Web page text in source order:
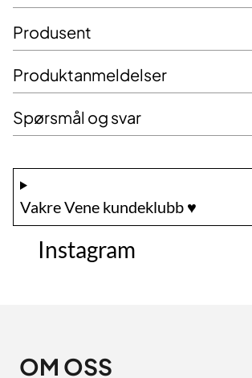
Produsent
Produktanmeldelser
Spørsmål og svar
Vakre Vene kundeklubb ♥️
Instagram
OM OSS